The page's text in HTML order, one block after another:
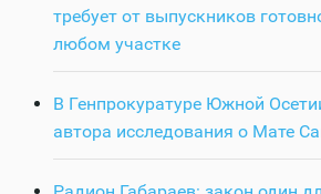
требует от выпускников
любом участке
В Генпрокуратуре Южной
автора исследования о Мате